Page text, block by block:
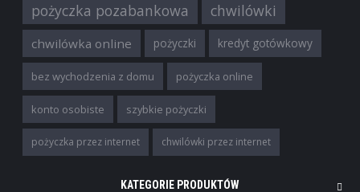
pożyczka pozabankowa chwilówki
chwilówka online pożyczki kredyt gotówkowy
bez wychodzenia z domu pożyczka online
konto osobiste szybkie pożyczki
pożyczka przez internet chwilówki przez internet
KATEGORIE PRODUKTÓW